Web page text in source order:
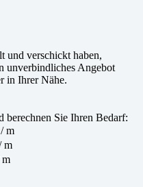
und verschickt haben,
unverbindliches Angebot
in Ihrer Nähe.
berechnen Sie Ihren Bedarf:
/ m
m
m